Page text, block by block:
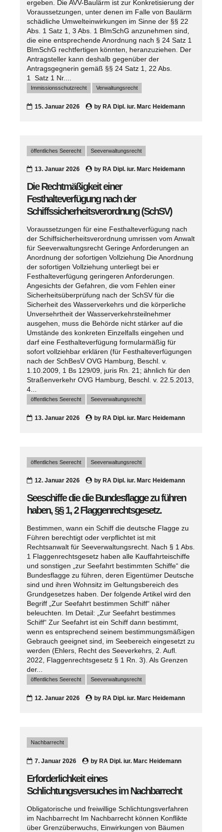
ergeben. Die AVV-Baulärm ist zur Konkretisierung der
Voraussetzungen, unter denen im Falle von Baulärm
schädliche Umwelteinwirkungen im Sinne der §§ 22
Abs. 1 Satz 1, 3 Abs. 1 BImSchG anzunehmen sind,
die eine entsprechende Anordnung nach § 24 Satz 1
BImSchG rechtfertigen könnten, heranzuziehen. Der
Antragsteller kann deshalb gegenüber der
Antragsgegnerin gemäß §§ 24 Satz 1, 22 Abs.
1 Satz 1 Nr....
Immissionsschutzrecht Verwaltungsrecht
15. Januar 2026 byRA Dipl. iur. Marc Heidemann
öffentliches Seerecht Seeverwaltungsrecht
13. Januar 2026 by RA Dipl. iur. Marc Heidemann
Die Rechtmäßigkeit einer
Festhalteverfügung nach der
Schiffssicherheitsverordnung (SchSV)
Voraussetzungen für eine Festhalteverfügung nach
der Schiffsicherheitsverordnung umrissen vom Anwalt
für Seeverwaltungsrecht Geringe Anforderungen an
Anordnung der sofortigen Vollziehung Die Anordnung
der sofortigen Vollziehung unterliegt bei er
Festhalteverfügung geringeren Anforderungen.
Angesichts der Gefahren, die vom Fehlen einer
Sicherheitsüberprüfung nach der SchSV für die
Sicherheit des Wasserverkehrs und die körperliche
Unversehrtheit der Wasserverkehrsteilnehmer
ausgehen, muss die Behörde nicht stärker auf die
Umstände des konkreten Einzelfalls eingehen und
darf eine Festhalteverfügung formularmäßig für
sofort vollziehbar erklären (für Festhalteverfügungen
nach der SchBesV OVG Hamburg, Beschl. v.
1.10.2009, 1 Bs 129/09, juris Rn. 21; ähnlich für den
Straßenverkehr OVG Hamburg, Beschl. v. 22.5.2013,
4...
öffentliches Seerecht Seeverwaltungsrecht
13. Januar 2026 byRA Dipl. iur. Marc Heidemann
öffentliches Seerecht Seeverwaltungsrecht
12. Januar 2026 by RA Dipl. iur. Marc Heidemann
Seeschiffe die die Bundesflagge zu führen
haben, §§ 1, 2 Flaggenrechtsgesetz.
Bestimmen, wann ein Schiff die deutsche Flagge zu
Führen berechtigt oder verpflichtet ist mit
Rechtsanwalt für Seeverwaltungsrecht. Nach § 1 Abs.
1 Flaggenrechtsgesetz haben alle Kauffahrteischiffe
und sonstigen „zur Seefahrt bestimmten Schiffe“ die
Bundesflagge zu führen, deren Eigentümer Deutsche
sind und ihren Wohnsitz im Geltungsbereich des
Grundgesetzes haben. Der folgende Artikel wird den
Begriff „Zur Seefahrt bestimmen Schiff“ näher
beleuchten. Im Detail: „Zur Seefahrt bestimmes
Schiff“ Zur Seefahrt ist ein Schiff dann bestimmt,
wenn es entsprechend seinem bestimmungsmäßigen
Gebrauch geeignet sind, im Seebereich eingesetzt zu
werden (Ehlers, Recht des Seeverkehrs, 2. Aufl.
2022, Flaggenrechtsgesetz § 1 Rn. 3). Als Grenzen
der...
öffentliches Seerecht Seeverwaltungsrecht
12. Januar 2026 by RA Dipl. iur. Marc Heidemann
Nachbarrecht
7. Januar 2026 byRA Dipl. iur. Marc Heidemann
Erforderlichkeit eines
Schlichtungsversuches im Nachbarrecht
Obligatorische und freiwillige Schlichtungsverfahren
im Nachbarrecht Im Nachbarrecht können Konflikte
über Grenzüberwuchs, Einwirkungen von Bäumen